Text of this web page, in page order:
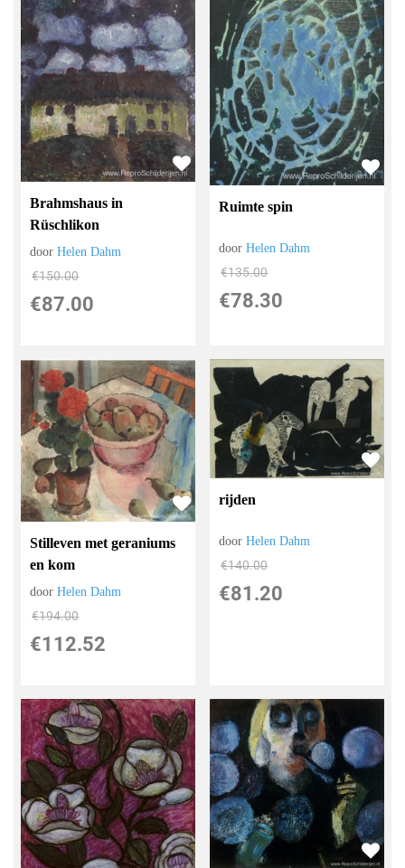
Brahmshaus in
Rüschlikon
doorHelen Dahm
€150.00
€87.00
Ruimte spin
doorHelen Dahm
€135.00
€78.30
Stilleven met geraniums
en kom
doorHelen Dahm
€194.00
€112.52
rijden
doorHelen Dahm
€140.00
€81.20